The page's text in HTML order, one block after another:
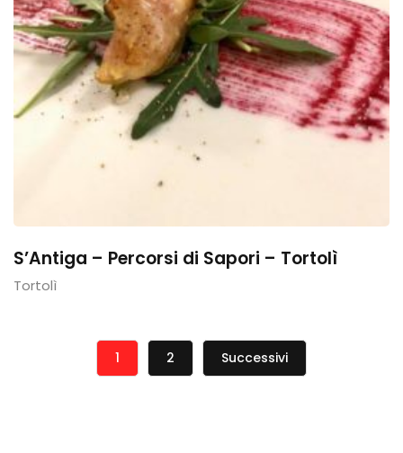
S’Antiga – Percorsi di Sapori – Tortolì
Tortolì
1 2 Successivi